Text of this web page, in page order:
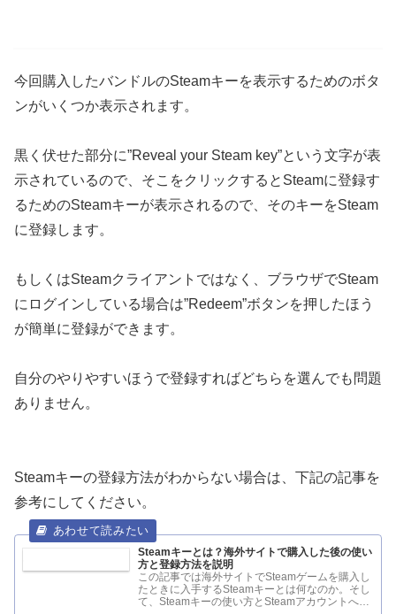
今回購入したバンドルのSteamキーを表示するためのボタ
ンがいくつか表示されます。
黒く伏せた部分に”Reveal your Steam key”という文字が表
示されているので、そこをクリックするとSteamに登録す
るためのSteamキーが表示されるので、そのキーをSteam
に登録します。
もしくはSteamクライアントではなく、ブラウザでSteam
にログインしている場合は”Redeem”ボタンを押したほう
が簡単に登録ができます。
自分のやりやすいほうで登録すればどちらを選んでも問題
ありません。
Steamキーの登録方法がわからない場合は、下記の記事を
参考にしてください。
Steamキーとは？海外サイトで購入した後の使い
方と登録方法を説明
この記事では海外サイトでSteamゲームを購入し
たときに入手するSteamキーとは何なのか。そし
て、Steamキーの使い方とSteamアカウントへの